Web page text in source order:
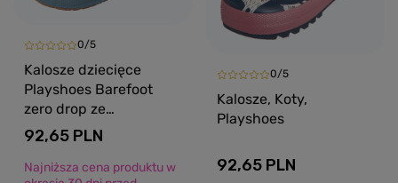
0/5
Kalosze dziecięce
Playshoes Barefoot
zero drop ze
ściągaczem granatowy
92,65 PLN
Najniższa cena produktu w
0/5
Kalosze, Koty,
Playshoes
92,65 PLN